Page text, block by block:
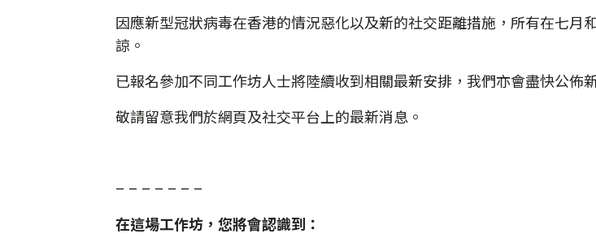
因應新型冠狀病毒在香港的情況惡化以及新的社交距離措施，所有在七月
諒。
已報名參加不同工作坊人士將陸續收到相關最新安排，我們亦會盡快公佈
敬請留意我們於網頁及社交平台上的最新消息。
– – – – – – –
在這場工作坊，您將會認識到：